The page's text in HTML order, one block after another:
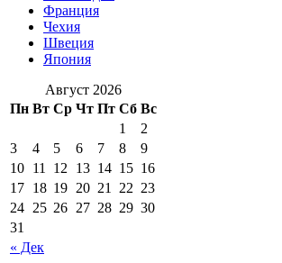
Франция
Чехия
Швеция
Япония
Август 2026
Пн Вт Ср Чт Пт Сб Вс
« Дек
1
2
3
4 5 6 7 8
9
10 11 12 13 14 15 16
17 18 19 20 21 22 23
24 25 26 27 28 29 30
31